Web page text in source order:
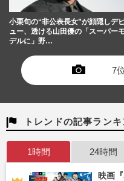
小栗旬の“非公表長女”が顔隠しデ
ュー、透ける山田優の「スーパー
デルに」野…
7
トレンドの記事ラン
1時間 24時間
映画